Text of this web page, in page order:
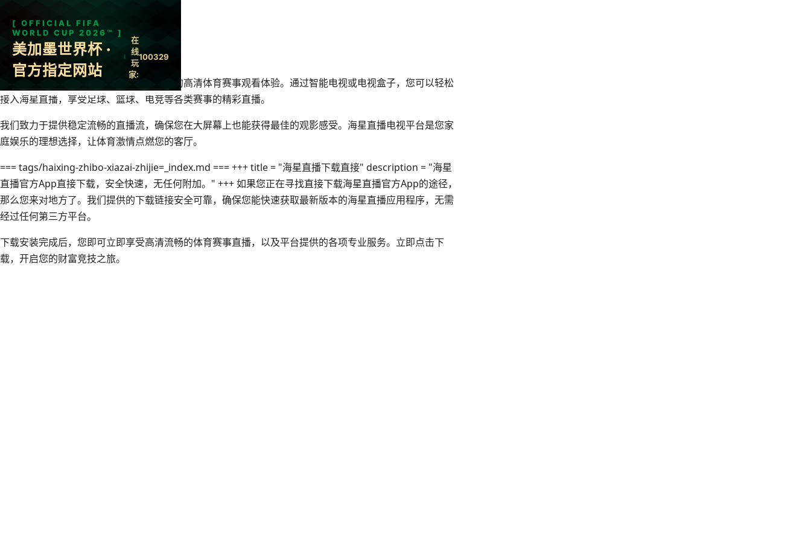
海星直播 电视平台
海星直播官方电视平台为您带来前所未有的高清体育赛事观看体验。通过智能电视或电视盒子，您可以轻松
接入海星直播，享受足球、篮球、电竞等各类赛事的精彩直播。
我们致力于提供稳定流畅的直播流，确保您在大屏幕上也能获得最佳的观影感受。海星直播电视平台是您家
庭娱乐的理想选择，让体育激情点燃您的客厅。
=== tags/haixing-zhibo-xiazai-zhijie=_index.md === +++ title = "海星直播下载直接" description = "海星
直播官方App直接下载，安全快速，无任何附加。" +++ 如果您正在寻找直接下载海星直播官方App的途径，
那么您来对地方了。我们提供的下载链接安全可靠，确保您能快速获取最新版本的海星直播应用程序，无需
经过任何第三方平台。
下载安装完成后，您即可立即享受高清流畅的体育赛事直播，以及平台提供的各项专业服务。立即点击下
载，开启您的财富竞技之旅。